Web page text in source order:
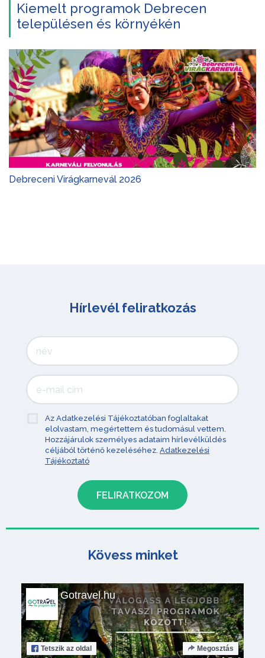
Kiemelt programok Debrecen
településen és környékén
Debreceni Virágkarnevál 2026
Hírlevél feliratkozás
Az Adatkezelési Tájékoztatóban foglaltakat
elolvastam, megértettem és tudomásul vettem.
Hozzájárulok személyes adataim hírlevélküldés
céljából történő kezeléséhez. Adatkezelési
Tájékoztató
Kövess minket
Gotravel.hu
Tetszik az oldal Megosztás